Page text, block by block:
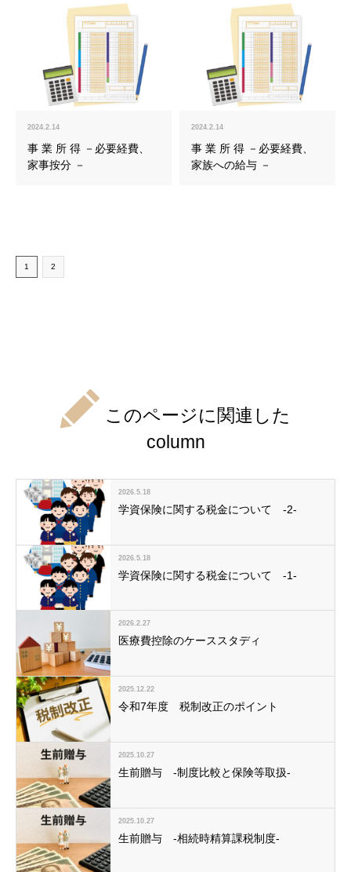
2024.2.14
事 業 所 得 －必要経費、
家事按分 －
2024.2.14
事 業 所 得 －必要経費、
家族への給与 －
1 2
このページに関連した
column
2026.5.18
学資保険に関する税金について -2-
2026.5.18
学資保険に関する税金について -1-
2026.2.27
医療費控除のケーススタディ
2025.12.22
令和7年度 税制改正のポイント
2025.10.27
生前贈与 -制度比較と保険等取扱-
2025.10.27
生前贈与 -相続時精算課税制度-